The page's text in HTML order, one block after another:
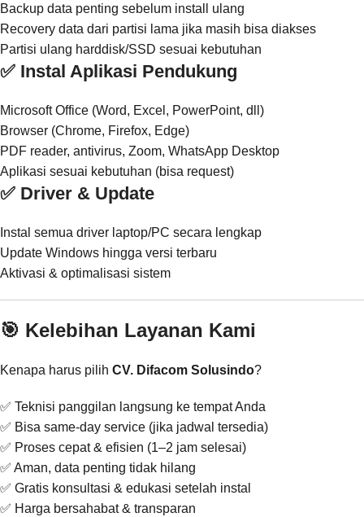
Backup data penting sebelum install ulang
Recovery data dari partisi lama jika masih bisa diakses
Partisi ulang harddisk/SSD sesuai kebutuhan
✅ Instal Aplikasi Pendukung
Microsoft Office (Word, Excel, PowerPoint, dll)
Browser (Chrome, Firefox, Edge)
PDF reader, antivirus, Zoom, WhatsApp Desktop
Aplikasi sesuai kebutuhan (bisa request)
✅ Driver & Update
Instal semua driver laptop/PC secara lengkap
Update Windows hingga versi terbaru
Aktivasi & optimalisasi sistem
🎯 Kelebihan Layanan Kami
Kenapa harus pilih CV. Difacom Solusindo?
✅ Teknisi panggilan langsung ke tempat Anda
✅ Bisa same-day service (jika jadwal tersedia)
✅ Proses cepat & efisien (1–2 jam selesai)
✅ Aman, data penting tidak hilang
✅ Gratis konsultasi & edukasi setelah instal
✅ Harga bersahabat & transparan